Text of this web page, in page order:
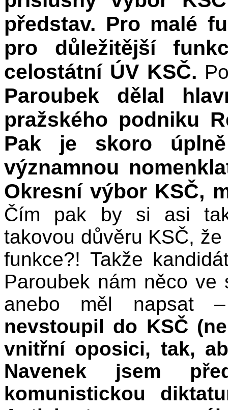
představ. Pro malé
pro důležitější
celostátní ÚV KSČ.
Paroubek dělal
pražského podniku
Pak je skoro
významnou
Okresní výbor KSČ,
Čím pak by si asi
takovou důvěru KSČ,
funkce?! Takže
Paroubek nám něco ve
anebo měl napsat
nevstoupil do KSČ
vnitřní oposici, tak,
Navenek jsem
komunistickou